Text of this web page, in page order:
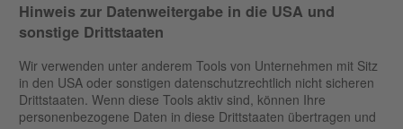
Hinweis zur Datenweitergabe in die USA und
sonstige Drittstaaten
Wir verwenden unter anderem Tools von Unternehmen mit Sitz
in den USA oder sonstigen datenschutzrechtlich nicht sicheren
Drittstaaten. Wenn diese Tools aktiv sind, können Ihre
personenbezogene Daten in diese Drittstaaten übertragen und